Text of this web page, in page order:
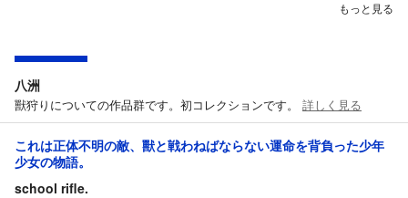
もっと見る
八洲
獸狩りについての作品群です。初コレクションです。 詳しく見る
これは正体不明の敵、獸と戦わねばならない運命を背負った少年
少女の物語。
school rifle.